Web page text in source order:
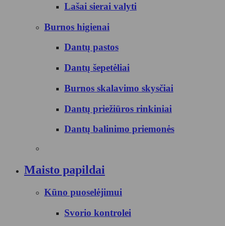
Lašai sierai valyti
Burnos higienai
Dantų pastos
Dantų šepetėliai
Burnos skalavimo skysčiai
Dantų priežiūros rinkiniai
Dantų balinimo priemonės
Maisto papildai
Kūno puoselėjimui
Svorio kontrolei